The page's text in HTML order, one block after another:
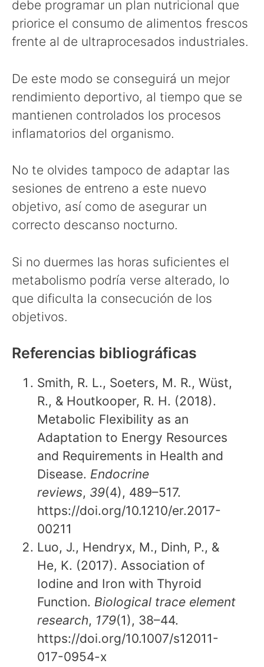
debe programar un plan nutricional que
priorice el consumo de alimentos frescos
frente al de ultraprocesados industriales.
De este modo se conseguirá un mejor
rendimiento deportivo, al tiempo que se
mantienen controlados los procesos
inflamatorios del organismo.
No te olvides tampoco de adaptar las
sesiones de entreno a este nuevo
objetivo, así como de asegurar un
correcto descanso nocturno.
Si no duermes las horas suficientes el
metabolismo podría verse alterado, lo
que dificulta la consecución de los
objetivos.
Referencias bibliográficas
Smith, R. L., Soeters, M. R., Wüst,
R., & Houtkooper, R. H. (2018).
Metabolic Flexibility as an
Adaptation to Energy Resources
and Requirements in Health and
Disease. Endocrine
reviews, 39(4), 489–517.
https://doi.org/10.1210/er.2017-
00211
Luo, J., Hendryx, M., Dinh, P., &
He, K. (2017). Association of
Iodine and Iron with Thyroid
Function. Biological trace element
research, 179(1), 38–44.
https://doi.org/10.1007/s12011-
017-0954-x